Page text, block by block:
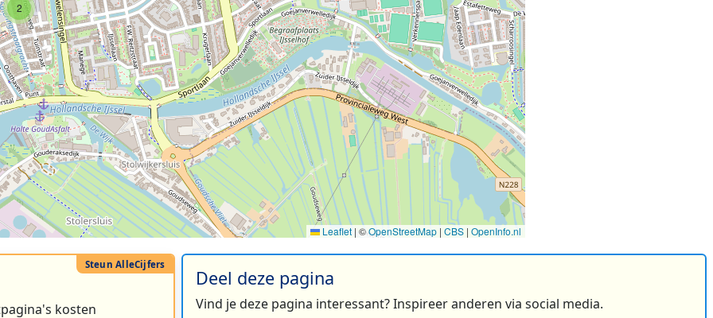
2
Leaflet | ©OpenStreetMap | CBS | OpenInfo.nl
kosten
Deel deze pagina
Vind je deze pagina interessant? Inspireer anderen via social media.